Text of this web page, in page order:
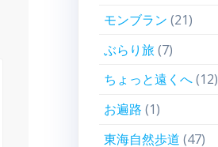
モンブラン (21)
ぶらり旅 (7)
ちょっと遠くへ(12)
お遍路 (1)
東海自然歩道 (47)